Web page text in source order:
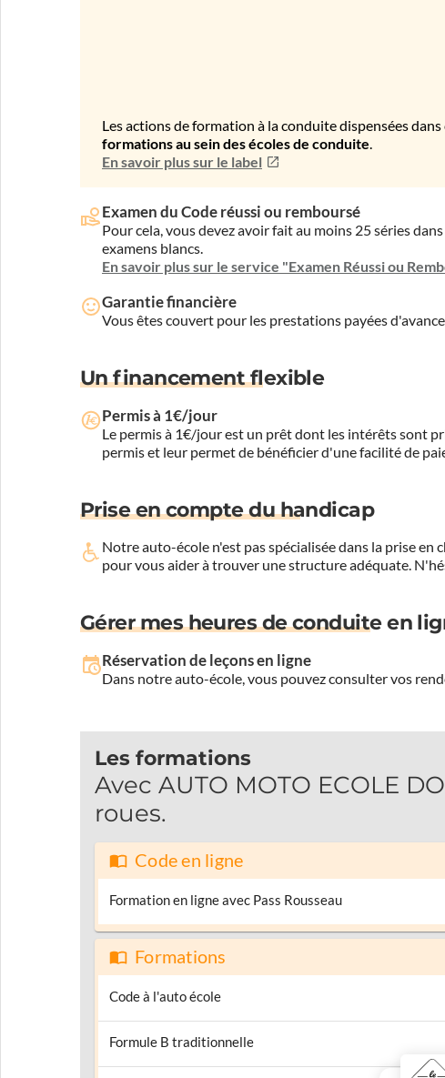
Les actions de formation à la conduite dispensées
formations au sein des écoles de conduite.
En savoir plus sur le label
Examen du Code réussi ou remboursé
Pour cela, vous devez avoir fait au moins 25 séries
examens blancs.
En savoir plus sur le service "Examen Réussi ou
Garantie financière
Vous êtes couvert pour les prestations payées
Un financement flexible
Permis à 1€/jour
Le permis à 1€/jour est un prêt dont les intérêts sont
permis et leur permet de bénéficier d'une facilité de
Prise en compte du handicap
Notre auto-école n'est pas spécialisée dans la prise
pour vous aider à trouver une structure adéquate.
Gérer mes heures de conduite en
Réservation de leçons en ligne
Dans notre auto-école, vous pouvez consulter vos
Les formations
Avec AUTO MOTO ECOLE
roues.
Code en ligne
Formation en ligne avec Pass Rousseau
Formations
Code à l'auto école
Formule B traditionnelle